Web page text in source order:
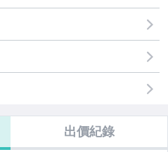
出價紀錄